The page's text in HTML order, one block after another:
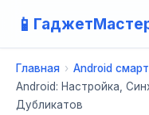
📱
Главная › Android
Android: Настройка,
Дубликатов